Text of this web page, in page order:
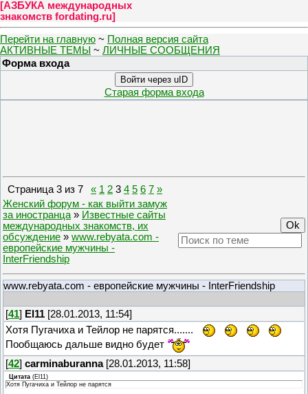
[АЗБУКА международных
знакомств fordating.ru]
Перейти на главную ~ Полная версия сайта
АКТИВНЫЕ ТЕМЫ ~ ЛИЧНЫЕ СООБЩЕНИЯ
Форма входа
Войти через uID
Старая форма входа
Страница3 из 7 « 1 2 3 4 5 6 7 »
Женский форум - как выйти замуж
за иностранца » Известные сайты
международных знакомств, их
обсуждение » www.rebyata.com -
европейские мужчины -
InterFriendship
www.rebyata.com - европейские мужчины - InterFriendship
[41] El11 [28.01.2013, 11:54]
Хотя Пугачиха и Тейлор не парятся.......
Пообщаюсь дальше видно будет
[42] carminaburanna[28.01.2013, 11:58]
Цитата (El11 )
Хотя Пугачиха и Тейлор не парятся